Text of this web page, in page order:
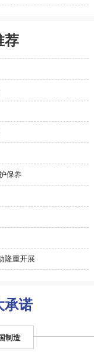
荐
保养
隆重开展
承诺
制造